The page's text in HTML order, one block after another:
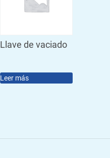
Llave de vaciado
Leer más